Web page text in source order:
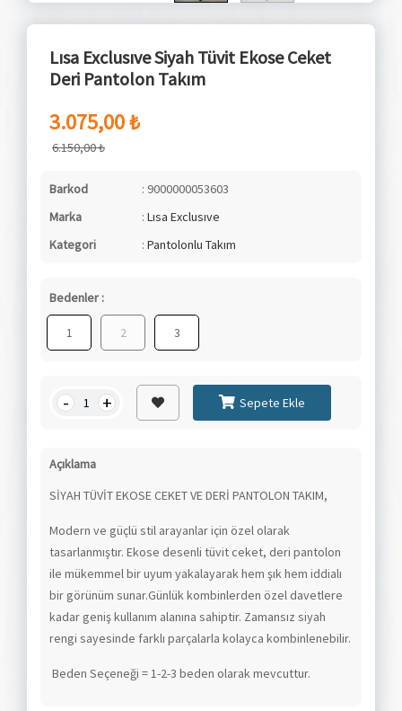
Lısa Exclusıve Siyah Tüvit Ekose Ceket
Deri Pantolon Takım
3.075,00 ₺
6.150,00 ₺
Barkod
: 9000000053603
Marka
: Lısa Exclusıve
Kategori
: Pantolonlu Takım
Bedenler :
1 2 3
- + Sepete Ekle
Açıklama
SİYAH TÜVİT EKOSE CEKET VE DERİ PANTOLON TAKIM,
Modern ve güçlü stil arayanlar için özel olarak
tasarlanmıştır. Ekose desenli tüvit ceket, deri pantolon
ile mükemmel bir uyum yakalayarak hem şık hem iddialı
bir görünüm sunar.Günlük kombinlerden özel davetlere
kadar geniş kullanım alanına sahiptir. Zamansız siyah
rengi sayesinde farklı parçalarla kolayca kombinlenebilir.
Beden Seçeneği = 1-2-3 beden olarak mevcuttur.